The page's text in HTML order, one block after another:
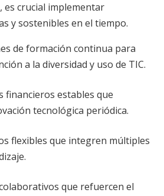
es crucial implementar
y sostenibles en el tiempo.
de formación continua para
a la diversidad y uso de TIC.
financieros estables que
tecnológica periódica.
flexibles que integren múltiples
que refuercen el